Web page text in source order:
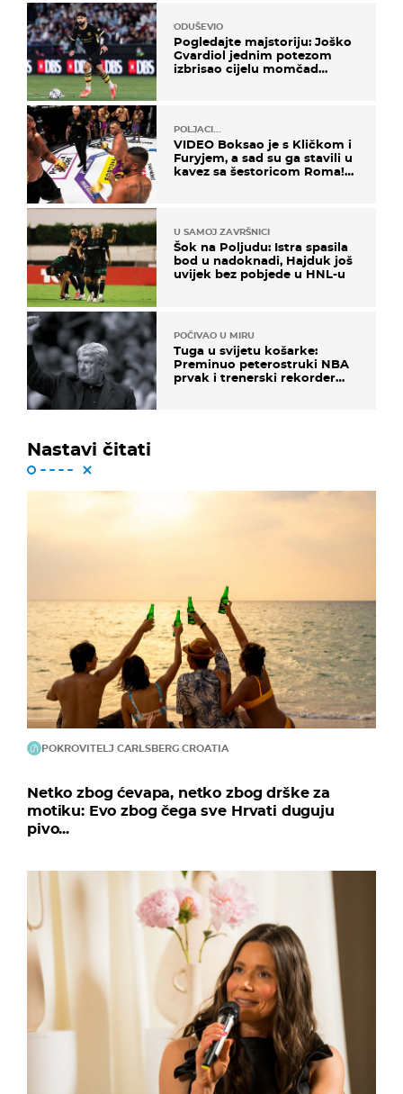
ODUŠEVIO
Pogledajte majstoriju: Joško
Gvardiol jednim potezom
izbrisao cijelu momčad
POLJACI...
VIDEO Boksao je s Kličkom i
Furyjem, a sad su ga stavili u
kavez sa šestoricom Roma!
U SAMOJ ZAVRŠNICI
Šok na Poljudu: Istra spasila
bod u nadoknadi, Hajduk još
uvijek bez pobjede u HNL-u
POČIVAO U MIRU
Tuga u svijetu košarke:
Preminuo peterostruki NBA
prvak i trenerski rekorder
Nastavi čitati
POKROVITELJ CARLSBERG CROATIA
Netko zbog ćevapa, netko zbog drške za
motiku: Evo zbog čega sve Hrvati duguju
pivo...